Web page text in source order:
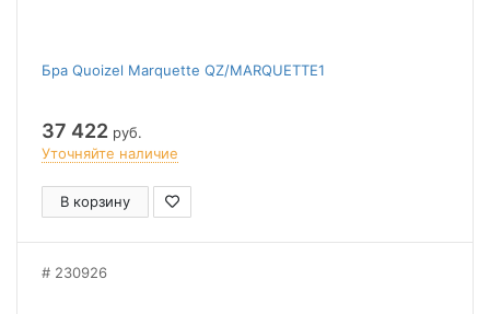
Бра Quoizel Marquette QZ/MARQUETTE1
37 422 руб.
Уточняйте наличие
В корзину
230926